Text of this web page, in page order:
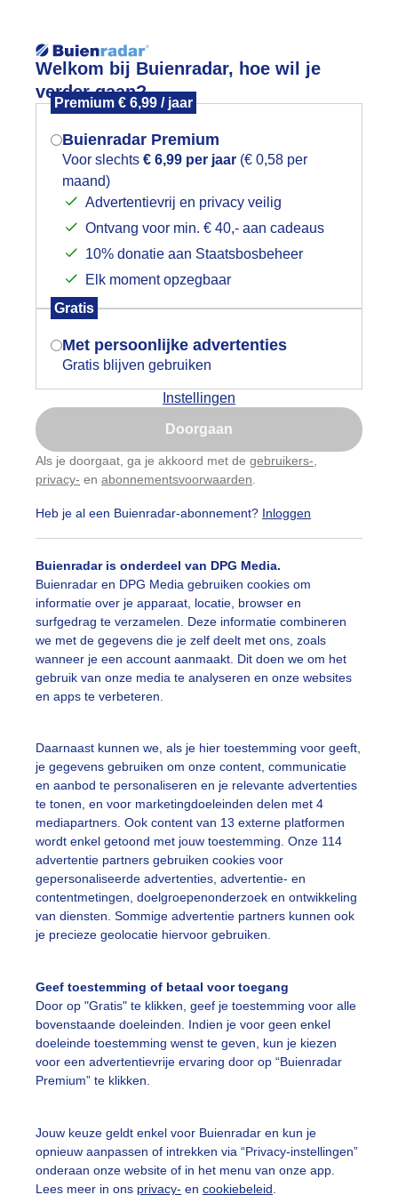
Welkom bij Buienradar, hoe wil je
verder gaan?
Premium € 6,99 / jaar
Buienradar Premium
Voor slechts € 6,99 per jaar (€ 0,58 per
maand)
Advertentievrij en privacy veilig
Ontvang voor min. € 40,- aan cadeaus
10% donatie aan Staatsbosbeheer
Elk moment opzegbaar
Gratis
Met persoonlijke advertenties
Gratis blijven gebruiken
Instellingen
Doorgaan
Als je doorgaat, ga je akkoord met de gebruikers-
privacy- en abonnementsvoorwaarden
Heb je al een Buienradar-abonnement? Inloggen
Buienradar is onderdeel van DPG Media.
Buienradar en DPG Media gebruiken cookies om
informatie over je apparaat, locatie, browser en
surfgedrag te verzamelen. Deze informatie combineren
we met de gegevens die je zelf deelt met ons, zoals
wanneer je een account aanmaakt. Dit doen we om het
gebruik van onze media te analyseren en onze websites
en apps te verbeteren.
Daarnaast kunnen we, als je hier toestemming voor geeft,
je gegevens gebruiken om onze content, communicatie
en aanbod te personaliseren en je relevante advertenties
te tonen, en voor marketingdoeleinden delen met 4
mediapartners. Ook content van 13 externe platformen
wordt enkel getoond met jouw toestemming. Onze 114
advertentie partners gebruiken cookies voor
gepersonaliseerde advertenties, advertentie- en
contentmetingen, doelgroepenonderzoek en ontwikkeling
van diensten. Sommige advertentie partners kunnen ook
je precieze geolocatie hiervoor gebruiken.
Geef toestemming of betaal voor toegang
Door op "Gratis" te klikken, geef je toestemming voor alle
bovenstaande doeleinden. Indien je voor geen enkel
doeleinde toestemming wenst te geven, kun je kiezen
voor een advertentievrije ervaring door op “Buienradar
Premium” te klikken.
Jouw keuze geldt enkel voor Buienradar en kun je
opnieuw aanpassen of intrekken via “Privacy-instellingen”
onderaan onze website of in het menu van onze app.
Lees meer in ons privacy- en cookiebeleid
Foto en video Weerzine
willie.elschot1963@gmail.com Gemaakt: 05-05-2026, 28x
slideshow
vragen
Mijn weer
Mogen we je locatie gebruiken voor
het weer?
Indien je hier nog geen akkoord op hebt
gegeven, verschijnt er zo een pop-up uit
je browser waarin deze toestemming
gevraagd wordt.
Is goed, toon de popup
Nu niet, misschien later
Gebruik je Safari en wil je niet elke dag deze pop-up
Klikhierom dit aan te passen